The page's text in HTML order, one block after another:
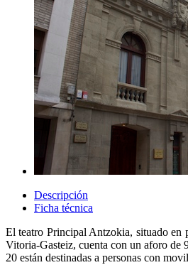
Descripción
Ficha técnica
El teatro Principal Antzokia, situado en
Vitoria-Gasteiz, cuenta con un aforo de
20 están destinadas a personas con